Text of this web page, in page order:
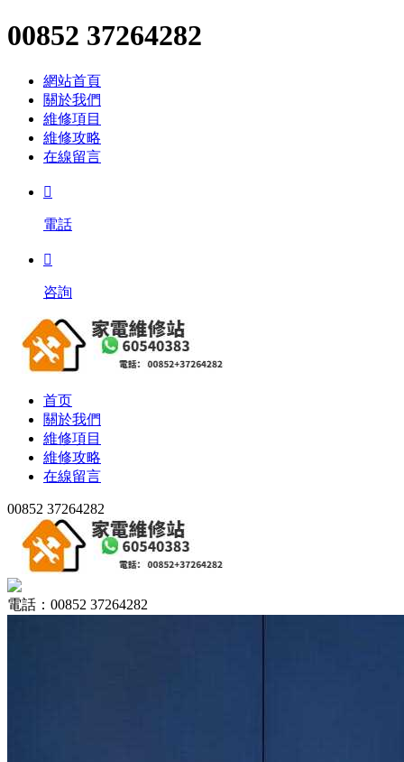
00852 37264282
網站首頁
關於我們
維修項目
維修攻略
在線留言

電話

咨詢
首页
關於我們
維修項目
維修攻略
在線留言
00852 37264282
電話：00852 37264282